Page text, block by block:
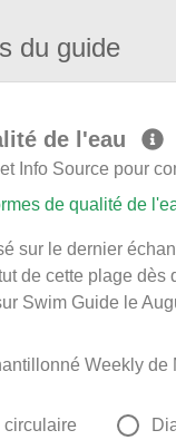
du guide
de l'eau
Info Source pour
de qualité de
sur le dernier
de cette plage
Swim Guide le
Weekly de
circulaire